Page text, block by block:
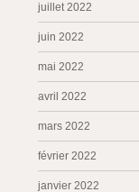
juillet 2022
juin 2022
mai 2022
avril 2022
mars 2022
février 2022
janvier 2022